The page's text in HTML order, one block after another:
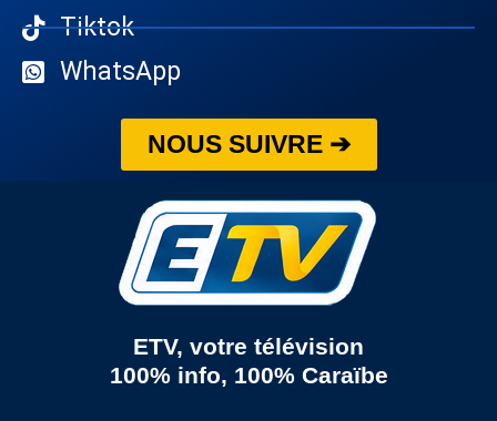
Tiktok
WhatsApp
NOUS SUIVRE ➔
ETV, votre télévision
100% info, 100% Caraïbe